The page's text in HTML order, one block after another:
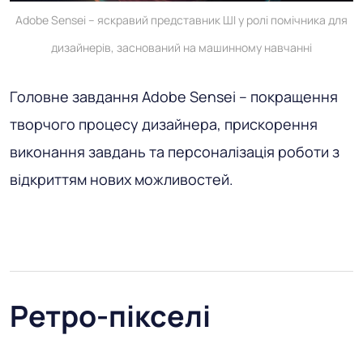
Adobe Sensei – яскравий представник ШІ у ролі помічника для
дизайнерів, заснований на машинному навчанні
Головне завдання Adobe Sensei – покращення
творчого процесу дизайнера, прискорення
виконання завдань та персоналізація роботи з
відкриттям нових можливостей.
Ретро-пікселі